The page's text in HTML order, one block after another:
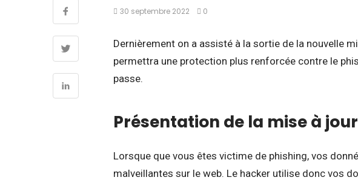
30 septembre 2022 0
Dernièrement on a assisté à la sortie de la nouvelle
permettra une protection plus renforcée contre le
passe.
Présentation de la mise à jour
Lorsque que vous êtes victime de phishing, vos
malveillantes sur le web. Le hacker utilise donc vos